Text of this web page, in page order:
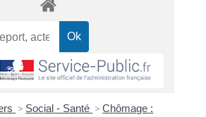
> Social - Santé > Chômage :